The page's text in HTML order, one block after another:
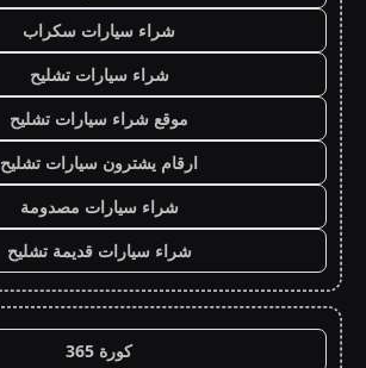
شراء سيارات سكراب
شراء سيارات تشليح
موقع شراء سيارات تشليح
ارقام يشترون سيارات تشليح
شراء سيارات مصدومة
شراء سيارات قديمة تشليح
كورة 365